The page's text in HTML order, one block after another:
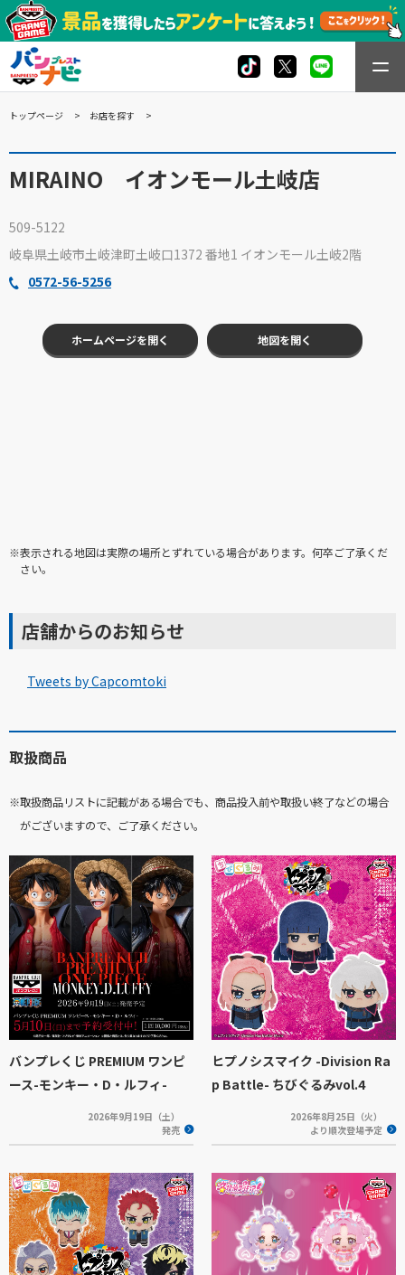
トップページ お店を探す
MIRAINO イオンモール土岐店
509-5122
岐阜県土岐市土岐津町土岐口1372 番地1 イオンモール土岐2階
0572-56-5256
ホームページを開く 地図を開く
※表示される地図は実際の場所とずれている場合があります。何卒ご了承くだ
さい。
店舗からのお知らせ
Tweets by Capcomtoki
取扱商品
※取扱商品リストに記載がある場合でも、商品投入前や取扱い終了などの場合
がございますので、ご了承ください。
バンプレくじ PREMIUM ワンピ
ース-モンキー・D・ルフィ-
2026年9月19日（土）
発売
ヒプノシスマイク -Division Ra
p Battle- ちびぐるみvol.4
2026年8月25日（火）
より順次登場予定